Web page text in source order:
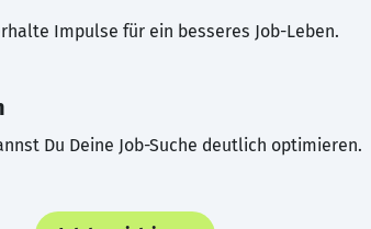
Impulse für ein besseres Job-Leben.
Du Deine Job-Suche deutlich optimieren.